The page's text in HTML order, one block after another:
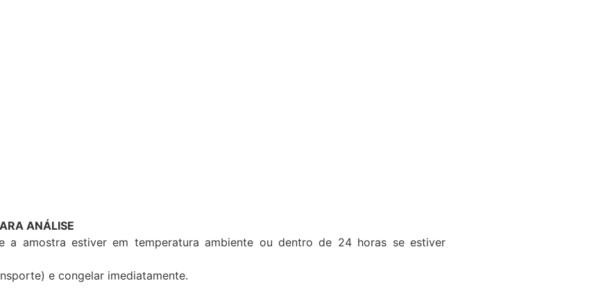
ANÁLISE
amostra estiver em temperatura ambiente ou dentro de 24 horas se estiver
e congelar imediatamente.